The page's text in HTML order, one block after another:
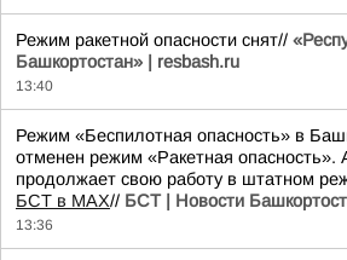
Режим ракетной опасности снят//
Башкортостан» | resbash.ru
13:40
Режим «Беспилотная опасность» в
отменен режим «Ракетная
продолжает свою работу в штатном
БСТ в МАХ// БСТ | Новости
13:36